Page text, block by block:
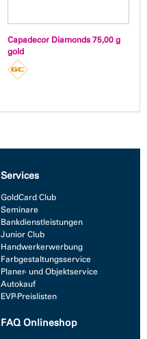
Capadecor Diamonds 75,00 g
gold
Services
GoldCard Club
Seminare
Bankdienstleistungen
Junior Club
Handwerkerwerbung
Farbgestaltungsservice
Planer- und Objektservice
Autokauf
EVP-Preislisten
FAQ Onlineshop